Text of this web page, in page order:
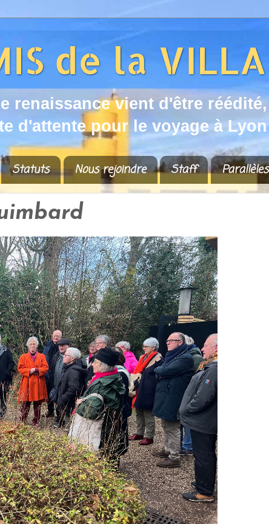
e renaissance vient d'être rééd ité,
e d 'attente pour e voyage à Lyon
Statuts Nous rejoindre Staff Parallèles